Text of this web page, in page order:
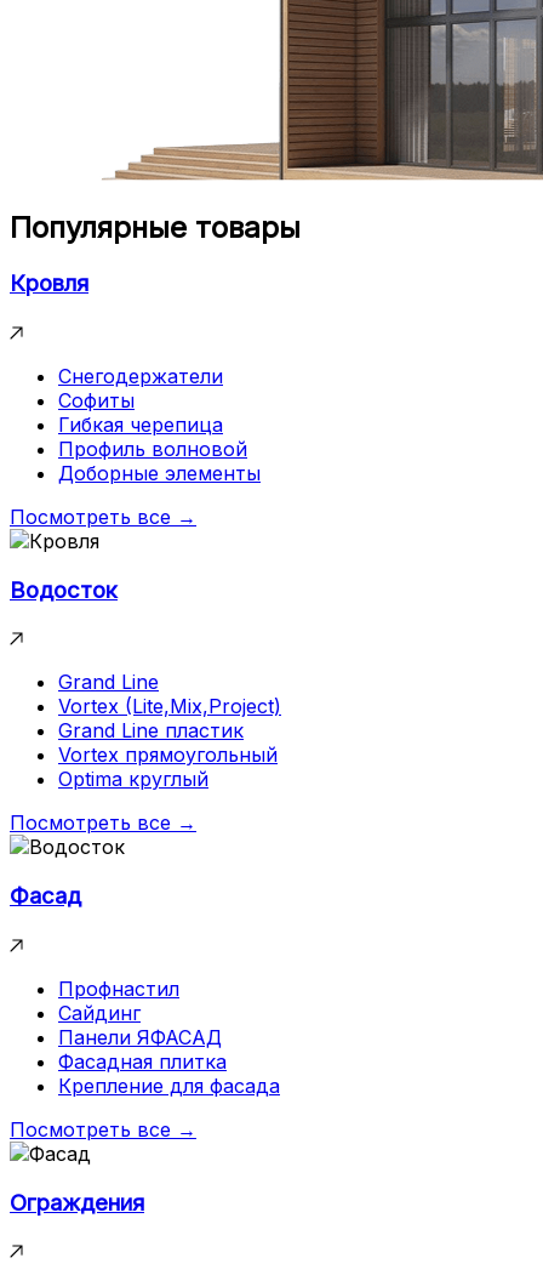
Популярные товары
Кровля
Снегодержатели
Софиты
Гибкая черепица
Профиль волновой
Доборные элементы
Посмотреть все →
Водосток
Grand Line
Vortex (Lite,Mix,Project)
Grand Line пластик
Vortex прямоугольный
Optima круглый
Посмотреть все →
Фасад
Профнастил
Сайдинг
Панели ЯФАСАД
Фасадная плитка
Крепление для фасада
Посмотреть все →
Ограждения